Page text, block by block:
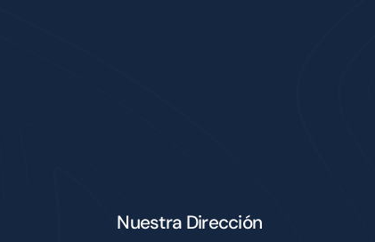
Nuestra Dirección